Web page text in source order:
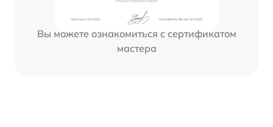
Вы можете ознакомиться с сертификатом
мастера